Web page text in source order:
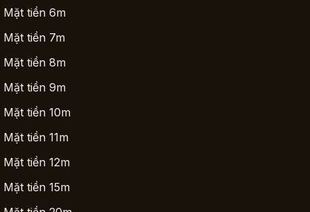
Mặt tiền 6m
Mặt tiền 7m
Mặt tiền 8m
Mặt tiền 9m
Mặt tiền 10m
Mặt tiền 11m
Mặt tiền 12m
Mặt tiền 15m